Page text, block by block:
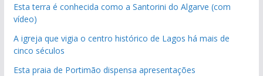
Esta terra é conhecida como a Santorini do Algarve (com
vídeo)
A igreja que vigia o centro histórico de Lagos há mais de
cinco séculos
Esta praia de Portimão dispensa apresentações